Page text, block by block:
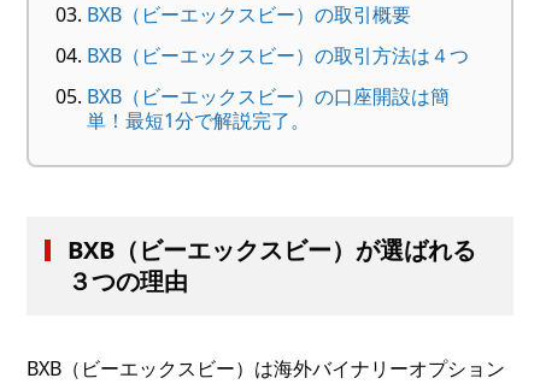
BXB（ビーエックスビー）の取引概要
BXB（ビーエックスビー）の取引方法は４つ
BXB（ビーエックスビー）の口座開設は簡
単！最短1分で解説完了。
BXB（ビーエックスビー）が選ばれる
３つの理由
BXB（ビーエックスビー）は海外バイナリーオプション